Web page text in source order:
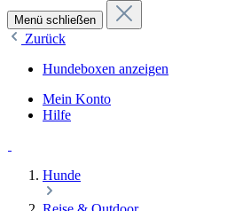
Menü schließen
Zurück
Hundeboxen anzeigen
Mein Konto
Hilfe
Hunde